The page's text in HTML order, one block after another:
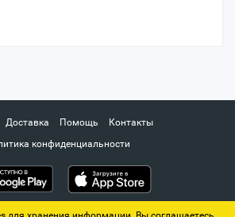
Доставка Помощь
Контакты
конфиденциальности